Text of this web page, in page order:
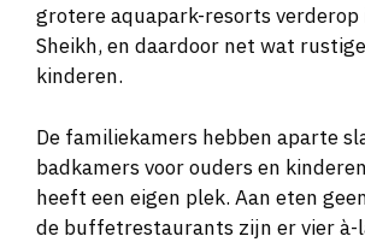
grotere aquapark-resorts verderop
Sheikh, en daardoor net wat
kinderen.
De familiekamers hebben aparte
badkamers voor ouders en
heeft een eigen plek. Aan eten
de buffetrestaurants zijn er vier à-